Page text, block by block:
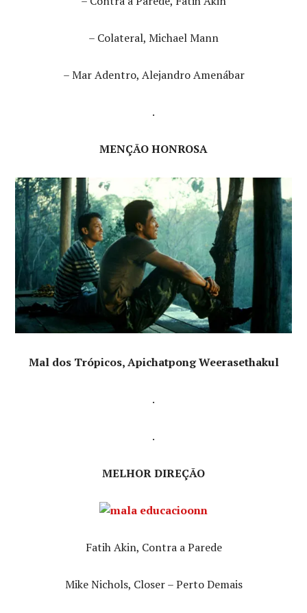
– Colateral, Michael Mann
– Mar Adentro, Alejandro Amenábar
.
MENÇÃO HONROSA
Mal dos Trópicos, Apichatpong Weerasethakul
.
.
MELHOR DIREÇÃO
Fatih Akin, Contra a Parede
Mike Nichols, Closer – Perto Demais